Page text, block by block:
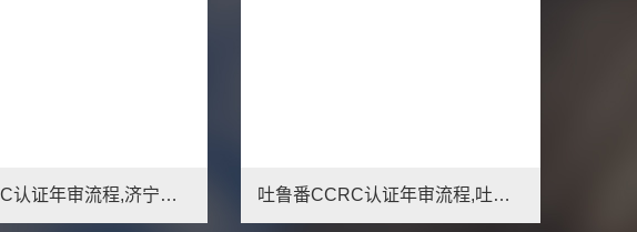
定西CCRC认证是什么,定西申请信息安全服务资质好处 白银CCRC认证是什么,白银申请信息安全服务资质好处